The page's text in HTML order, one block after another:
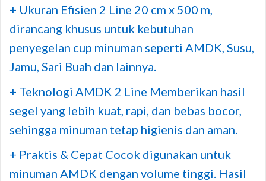
+ Ukuran Efisien 2 Line 20 cm x 500 m,
dirancang khusus untuk kebutuhan
penyegelan cup minuman seperti AMDK, Susu,
Jamu, Sari Buah dan lainnya.
+ Teknologi AMDK 2 Line Memberikan hasil
segel yang lebih kuat, rapi, dan bebas bocor,
sehingga minuman tetap higienis dan aman.
+ Praktis & Cepat Cocok digunakan untuk
minuman AMDK dengan volume tinggi. Hasil